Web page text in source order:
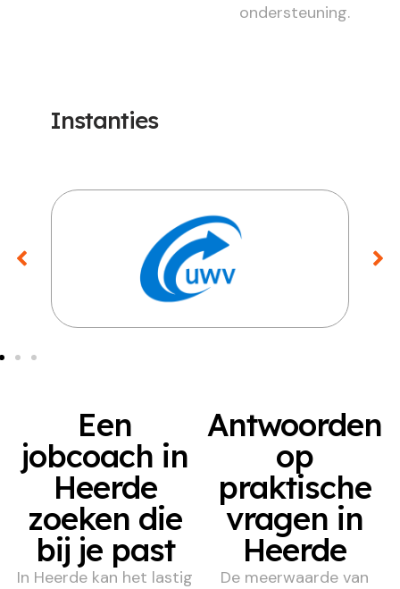
ondersteuning.
Instanties
Een
jobcoach in
Heerde
zoeken die
bij je past
In Heerde kan het lastig
Antwoorden
op
praktische
vragen in
Heerde
De meerwaarde van